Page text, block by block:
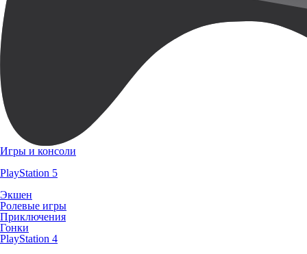
Игры и консоли
PlayStation 5
Экшен
Ролевые игры
Приключения
Гонки
PlayStation 4